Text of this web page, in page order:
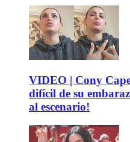
VIDEO | Cony
difícil de su
al escenario!